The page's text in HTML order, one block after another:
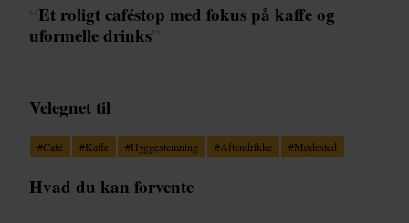
“Et roligt caféstop med fokus på kaffe og
uformelle drinks”
Velegnet til
#Café #Kaffe #Hyggestemning #Aftendrikke #Mødested
Hvad du kan forvente